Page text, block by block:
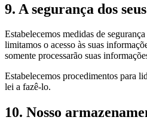
9. A segurança dos
Estabelecemos medidas de
limitamos o acesso às suas
somente processarão suas
Estabelecemos procedimentos para
lei a fazê-lo.
10. Nosso